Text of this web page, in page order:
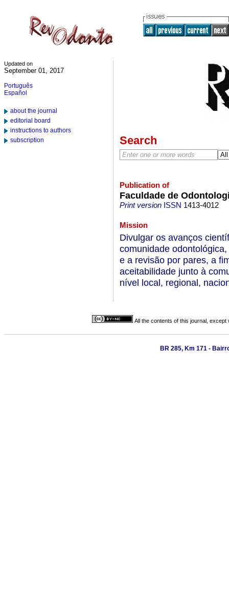
Updated on
September 01, 2017
Português
Español
about the journal
editorial board
instructions to authors
subscription
Search
Publication of
Faculdade de
Print versionISSN 1413-4012
Mission
Divulgar os avanços
comunidade
e a revisão por pares, a
aceitabilidade junto à
nível local, regional,
All the contents of this journal,
BR 285, Km 171 -